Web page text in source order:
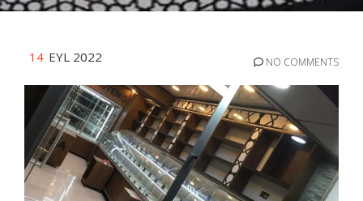
14 EYL 2022 NO COMMENTS